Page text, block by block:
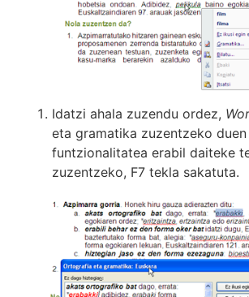
Idatzi ahala zuzendu ordez,
eta gramatika zuzentzeko duen
funtzionalitatea erabil daiteke
zuzentzeko, F7 tekla sakatuta.